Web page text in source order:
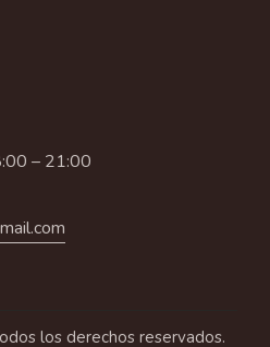
– 21:00
los derechos reservados.